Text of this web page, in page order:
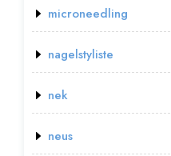
microneedling
nagelstyliste
nek
neus